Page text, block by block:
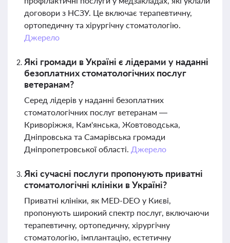
договори з НСЗУ. Це включає терапевтичну,
ортопедичну та хірургічну стоматологію.
Джерело
Які громади в Україні є лідерами у наданні
безоплатних стоматологічних послуг
ветеранам?
Серед лідерів у наданні безоплатних
стоматологічних послуг ветеранам —
Криворіжжя, Кам'янська, Жовтоводська,
Дніпровська та Самарівська громади
Дніпропетровської області. Джерело
Які сучасні послуги пропонують приватні
стоматологічні клініки в Україні?
Приватні клініки, як MED-DEO у Києві,
пропонують широкий спектр послуг, включаючи
терапевтичну, ортопедичну, хірургічну
стоматологію, імплантацію, естетичну